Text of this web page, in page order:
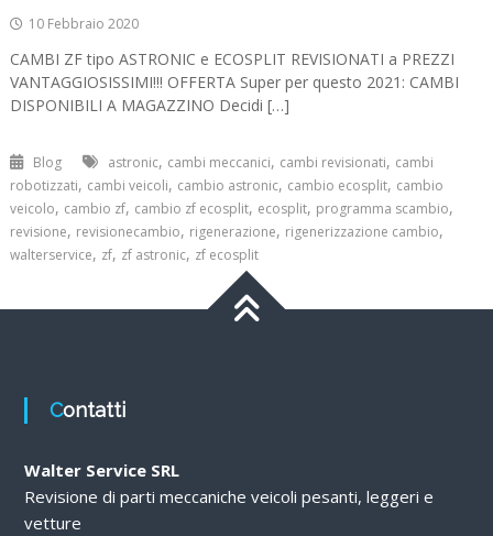
10 Febbraio 2020
CAMBI ZF tipo ASTRONIC e ECOSPLIT REVISIONATI a PREZZI
VANTAGGIOSISSIMI!!! OFFERTA Super per questo 2021: CAMBI
DISPONIBILI A MAGAZZINO Decidi […]
Blog astronic, cambi meccanici, cambi revisionati, cambi
robotizzati, cambi veicoli, cambio astronic, cambio ecosplit, cambio
veicolo, cambio zf, cambio zf ecosplit, ecosplit, programma scambio,
revisione, revisionecambio, rigenerazione, rigenerizzazione cambio,
walterservice, zf, zf astronic, zf ecosplit
Contatti
Walter Service SRL
Revisione di parti meccaniche veicoli pesanti, leggeri e
vetture